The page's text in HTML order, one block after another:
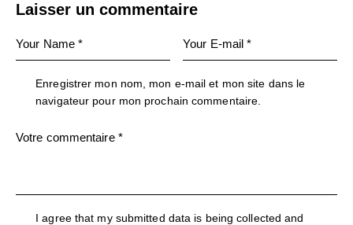
Laisser un commentaire
Enregistrer mon nom, mon e-mail et mon site dans le
navigateur pour mon prochain commentaire.
I agree that my submitted data is being collected and